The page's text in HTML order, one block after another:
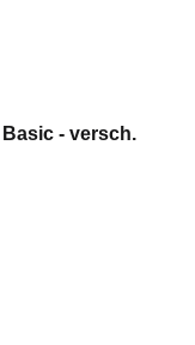
- versch.